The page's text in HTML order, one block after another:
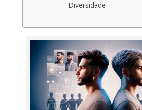
Diversidade